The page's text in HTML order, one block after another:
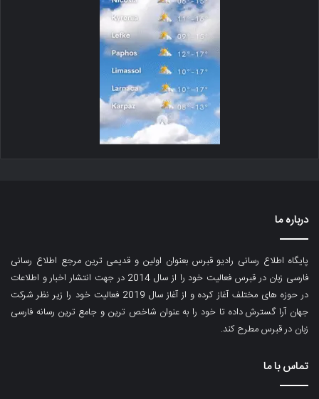
درباره ما
پایگاه اطلاع رسانی رادیو قبرس بعنوان اولین و قدیمی ترین مرجع اطلاع رسانی
فارسی زبان در قبرس فعالیت خود را از سال 2014 در جهت انتشار اخبار و اطلاعات
در حوزه های مختلف آغاز کرده و از آغاز سال 2019 فعالیت خود را زیر نظر شرکت
جهان آرا گسترش داده تا خود را به عنوان شاخص ترین و جامع ترین رسانه فارسی
زبان در قبرس مطرح کند.
تماس با ما